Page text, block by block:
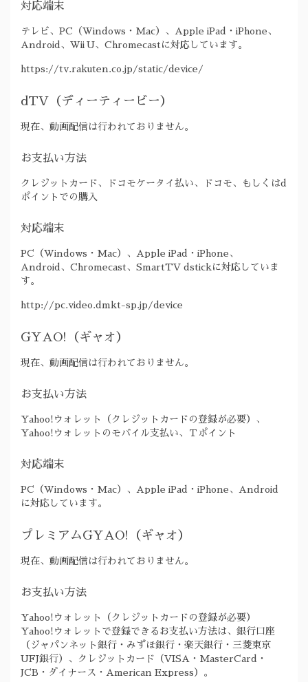
対応端末
テレビ、PC（Windows・Mac）、Apple iPad・iPhone、
Android、Wii U、Chromecastに対応しています。
https://tv.rakuten.co.jp/static/device/
dTV（ディーティービー）
現在、動画配信は行われておりません。
お支払い方法
クレジットカード、ドコモケータイ払い、ドコモ、もしくはd
ポイントでの購入
対応端末
PC（Windows・Mac）、Apple iPad・iPhone、
Android、Chromecast、SmartTV dstickに対応していま
す。
http://pc.video.dmkt-sp.jp/device
GYAO!（ギャオ）
現在、動画配信は行われておりません。
お支払い方法
Yahoo!ウォレット（クレジットカードの登録が必要）、
Yahoo!ウォレットのモバイル支払い、Ｔポイント
対応端末
PC（Windows・Mac）、Apple iPad・iPhone、Android
に対応しています。
プレミアムGYAO!（ギャオ）
現在、動画配信は行われておりません。
お支払い方法
Yahoo!ウォレット（クレジットカードの登録が必要）
Yahoo!ウォレットで登録できるお支払い方法は、銀行口座
（ジャパンネット銀行・みずほ銀行・楽天銀行・三菱東京
UFJ銀行）、クレジットカード（VISA・MasterCard・
JCB・ダイナース・American Express）。